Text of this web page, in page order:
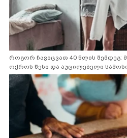
როგორ ჩავიცვათ 40 წლის შემდეგ:
ოქროს წესი და აუცილებელი